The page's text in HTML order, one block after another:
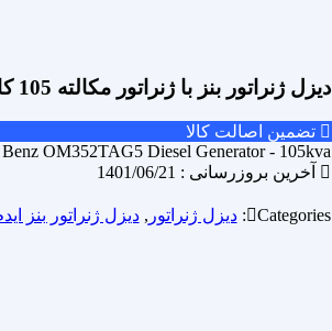
دیزل ژنراتور بنز با ژنراتور مکالته 105 کاوا مدل OM352TAG5
تضمین اصالت کالا
Benz OM352TAG5 Diesel Generator - 105kva
آخرین بروزرسانی : 1401/06/21
Categories: دیزل ژنراتور ,دیزل ژنراتور بنز